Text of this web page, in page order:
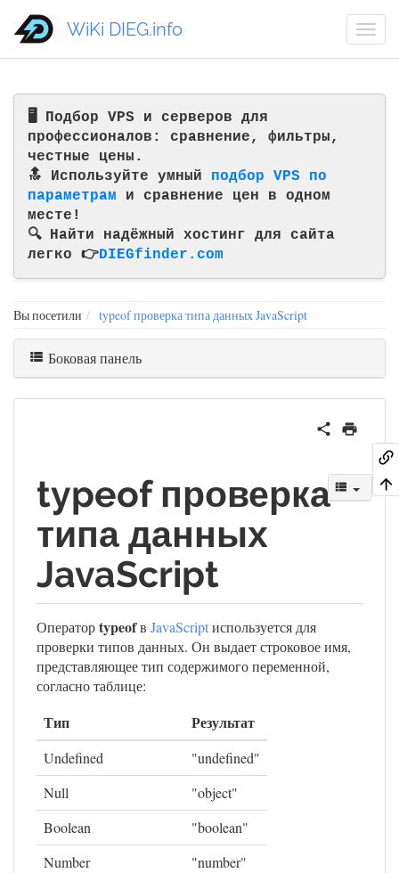
🖥️ Подбор VPS и серверов для
профессионалов: сравнение, фильтры,
честные цены.
🔝 Используйте умный подбор VPS по
параметрам и сравнение цен в одном
месте!
🔍 Найти надёжный хостинг для сайта
легко 👉DIEGfinder.com
WiKi DIEG.info
Вы посетили typeof проверка типа данных JavaScript
Боковая панель
typeof проверка
типа данных
JavaScript
Операторtypeofв JavaScriptиспользуется для
проверки типов данных. Он выдает строковое имя,
представляющее тип содержимого переменной,
согласно таблице:
Тип Результат
Undefined
"undefined"
Null
"object"
Boolean
"boolean"
Number
"number"